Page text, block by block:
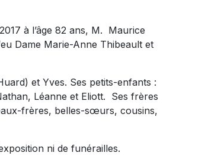
à l’âge 82 ans, M. Maurice
Dame Marie-Anne Thibeault et
et Yves. Ses petits-enfants :
Léanne et Eliott. Ses frères
frères, belles-sœurs, cousins,
ni de funérailles.